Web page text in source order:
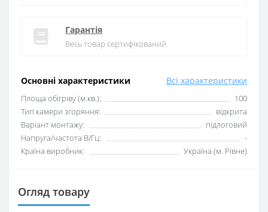
Основні характеристики Всі характеристики
Площа обігріву (м.кв.):
100
Тип камери згоряння:
відкрита
Варіант монтажу:
підлоговий
Напруга/частота В/Гц:
-
Країна виробник:
Україна (м. Рівне)
Гарантія
Весь товар сертифікований
Огляд товару